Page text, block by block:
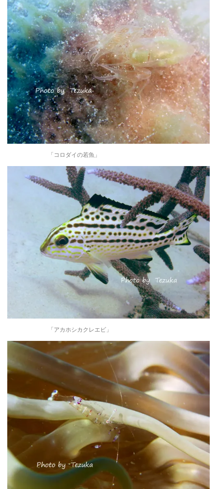
「コロダイの若魚」
「アカホシカクレエビ」